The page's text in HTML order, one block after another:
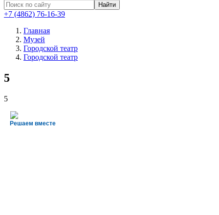
Найти
+7 (4862) 76-16-39
Главная
Музей
Городской театр
Городской театр
5
5
Решаем вместе